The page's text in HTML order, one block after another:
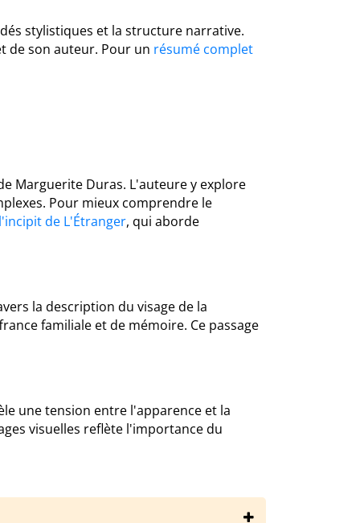
stylistiques et la structure narrative.
de son auteur. Pour un résumé complet
Marguerite Duras. L'auteure y explore
Pour mieux comprendre le
de L'Étranger, qui aborde
la description du visage de la
familiale et de mémoire. Ce passage
une tension entre l'apparence et la
visuelles reflète l'importance du